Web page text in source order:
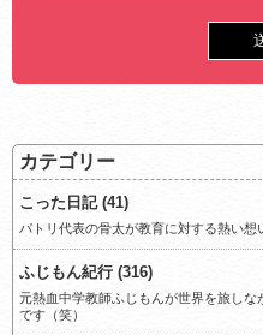
カテゴリー
こった日記 (41)
パトリ代表の骨太が教育に対する熱い想
ふじもん紀行 (316)
元熱血中学教師ふじもんが世界を旅し
です（笑）